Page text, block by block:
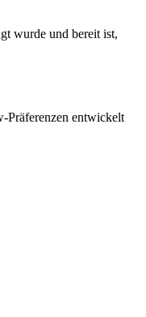
wurde und bereit ist,
Präferenzen entwickelt